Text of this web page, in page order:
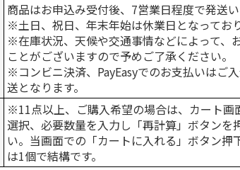
商品はお申込み受付後、7営業日程度で発送い
※土日、祝日、年末年始は休業日となっており
※在庫状況、天候や交通事情などによって、
ことがございますので予めご了承ください。
※コンビニ決済、PayEasyでのお支払いはご
送となります。
※11点以上、ご購入希望の場合は、カート画
選択、必要数量を入力し「再計算」ボタンを
い。当画面での「カートに入れる」ボタン押
は1個で結構です。